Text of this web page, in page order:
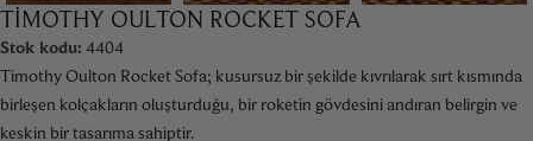
TIMOTHY OULTON ROCKET SOFA
Stok kodu: 4404
Timothy Oulton Rocket Sofa; kusursuz bir şekilde kıvrılarak sırt kısmında
birleşen kolçakların oluşturduğu, bir roketin gövdesini andıran belirgin ve
keskin bir tasarıma sahiptir.